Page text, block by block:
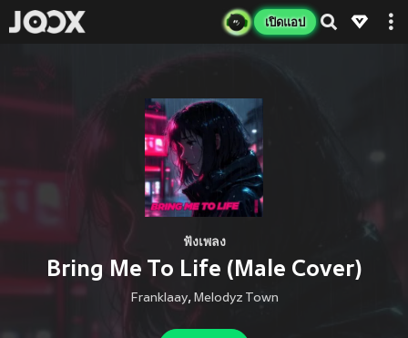
เปิดแอป
ฟังเพลง
Bring Me To Life (Male Cover)
Franklaay, Melodyz Town